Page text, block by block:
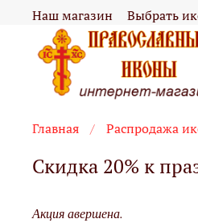
Наш магазин Выбрать
Главная Распродажа
Скидка 20% к
Акция авершена.